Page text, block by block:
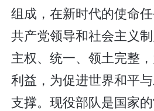
组成，在新时代的使命
共产党领导和社会主义
主权、统一、领土完整
利益，为促进世界和平
支撑。现役部队是国家